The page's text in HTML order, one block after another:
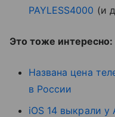
PAYLESS4000 (и
Это тоже интересно:
Названа цена
в России
iOS 14 выкрали у